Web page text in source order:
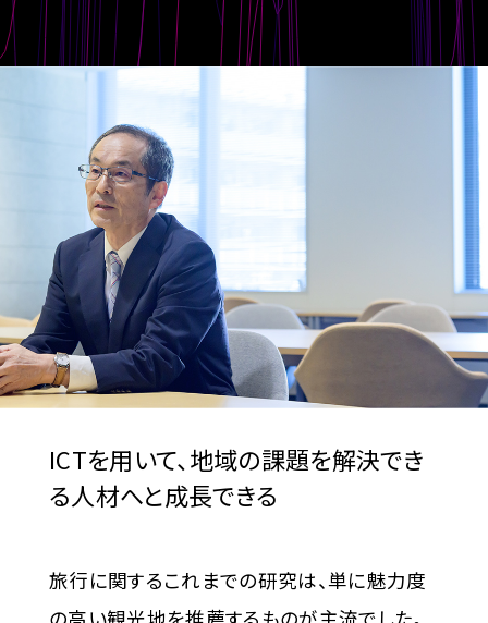
ICTを用いて、地域の課題を解決でき
る人材へと成長できる
旅行に関するこれまでの研究は、単に魅力度